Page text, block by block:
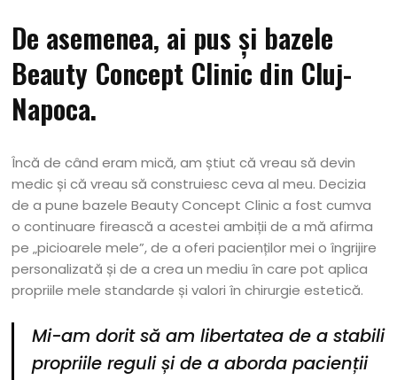
De asemenea, ai pus și bazele
Beauty Concept Clinic din Cluj-
Napoca.
Încă de când eram mică, am știut că vreau să devin
medic și că vreau să construiesc ceva al meu. Decizia
de a pune bazele Beauty Concept Clinic a fost cumva
o continuare firească a acestei ambiții de a mă afirma
pe „picioarele mele”, de a oferi pacienților mei o îngrijire
personalizată și de a crea un mediu în care pot aplica
propriile mele standarde și valori în chirurgie estetică.
Mi-am dorit să am libertatea de a stabili
propriile reguli și de a aborda pacienții